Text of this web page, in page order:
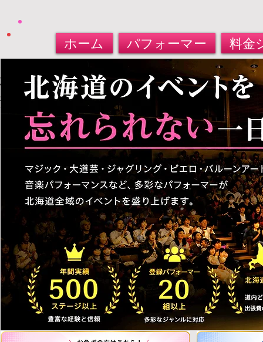
ホーム パフォーマー 料金
北海道パフォーマー​派遣サービス
大道芸人・マジシャン・バルーンアート